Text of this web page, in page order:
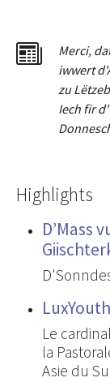
Merci,
iwwert
zu
Iech fir
Highlights
D’Mass
Le
la
Asie du